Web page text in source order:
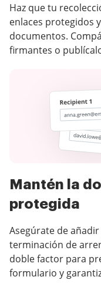
Haz que tu
enlaces protegidos
documentos.
firmantes o
Mantén la
protegida
Asegúrate de
terminación de
doble factor para
formulario y